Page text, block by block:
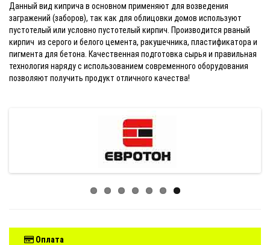
Данный вид киприча в основном применяют для возведения
загражений (заборов), так как для облицовки домов используют
пустотелый или условно пустотелый кирпич. Производится рваный
кирпич из серого и белого цемента, ракушечника, пластификатора и
пигмента для бетона. Качественная подготовка сырья и правильная
технология наряду с использованием современного оборудования
позволяют получить продукт отличного качества!
Оплата